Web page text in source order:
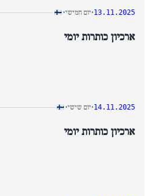
13.11.2025
•יום חמישי•
ארכיון כותרות יומי
14.11.2025
•יום שישי•
ארכיון כותרות יומי